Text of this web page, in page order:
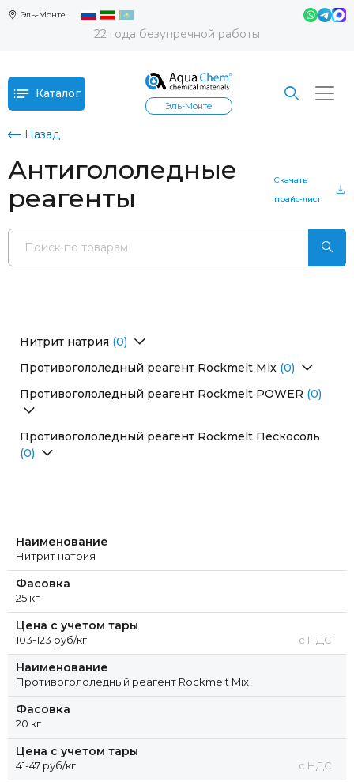
Эль-Монте
22 года безупречной работы
Каталог
Эль-Монте
Назад
Антигололедные
реагенты
Скачать
прайс-лист
Нитрит натрия (0)
Противогололедный реагент Rockmelt Mix (0)
Противогололедный реагент Rockmelt POWER (0)
Противогололедный реагент Rockmelt Пескосоль
(0)
Наименование
Нитрит натрия
Фасовка
25 кг
Цена с учетом тары
103-123 руб/кг с НДС
Наименование
Противогололедный реагент Rockmelt Mix
Фасовка
20 кг
Цена с учетом тары
41-47 руб/кг с НДС